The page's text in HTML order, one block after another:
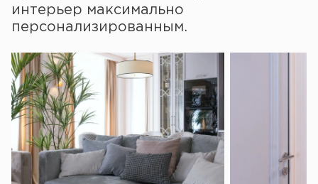
интерьер максимально
персонализированным.